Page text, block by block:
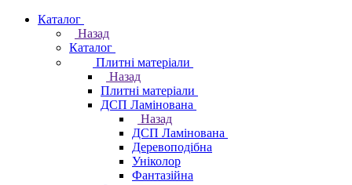
Каталог
Назад
Каталог
Плитні матеріали
Назад
Плитні матеріали
ДСП Ламінована
Назад
ДСП Ламінована
Деревоподібна
Уніколор
Фантазійна